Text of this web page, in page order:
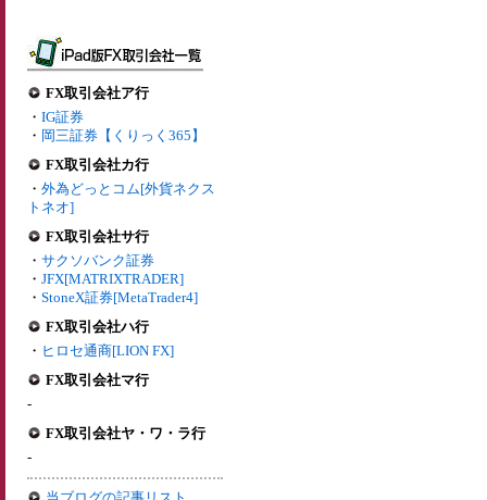
FX取引会社ア行
・ IG証券
・ 岡三証券【くりっく365】
FX取引会社カ行
・ 外為どっとコム[外貨ネクス
トネオ]
FX取引会社サ行
・ サクソバンク証券
・ JFX[MATRIXTRADER]
・ StoneX証券[MetaTrader4]
FX取引会社ハ行
・ ヒロセ通商[LION FX]
FX取引会社マ行
-
FX取引会社ヤ・ワ・ラ行
-